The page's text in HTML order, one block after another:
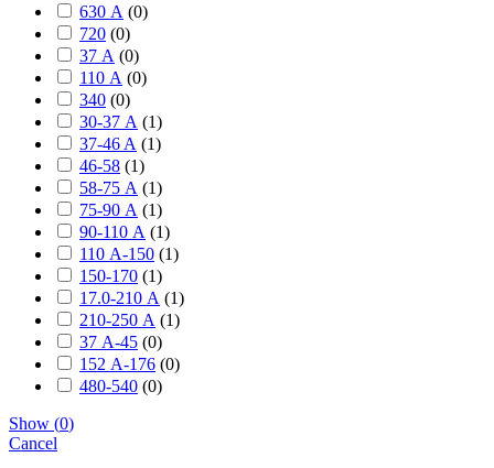
630 А (0)
720 (0)
37 А (0)
110 А (0)
340 (0)
30-37 А (1)
37-46 A (1)
46-58 (1)
58-75 А (1)
75-90 А (1)
90-110 А (1)
110 А-150 (1)
150-170 (1)
17.0-210 А (1)
210-250 А (1)
37 А-45 (0)
152 А-176 (0)
480-540 (0)
Show (0)
Cancel